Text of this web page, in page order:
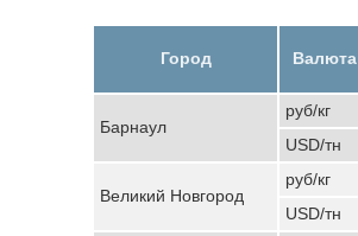
Город Валюта
Барнаул
руб/кг
USD/тн
Великий Новгород
руб/кг
USD/тн